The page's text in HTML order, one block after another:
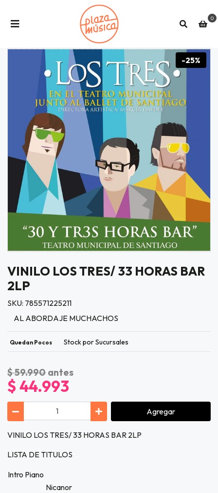
0
-25%
VINILO LOS TRES/ 33 HORAS BAR
2LP
SKU: 785571225211
AL ABORDAJE MUCHACHOS
Quedan Pocos Stock por Sucursales
$ 59.990 antes
$ 44.993
Agregar
VINILO LOS TRES/ 33 HORAS BAR 2LP
LISTA DE TITULOS
Intro Piano
Nicanor